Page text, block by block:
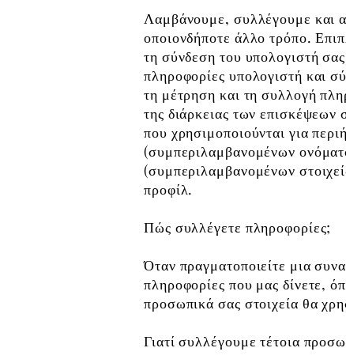
Λαμβάνουμε, συλλέγουμε και
οποιονδήποτε άλλο τρόπο.
τη σύνδεση του υπολογιστή
πληροφορίες υπολογιστή και
τη μέτρηση και τη συλλογή
της διάρκειας των
που χρησιμοποιούνται για
(συμπεριλαμβανομένων
(συμπεριλαμβανομένων
προφίλ.
Πώς συλλέγετε πληροφορίες;
Όταν πραγματοποιείτε μια
πληροφορίες που μας δίνετε,
προσωπικά σας στοιχεία θα
Γιατί συλλέγουμε τέτοια